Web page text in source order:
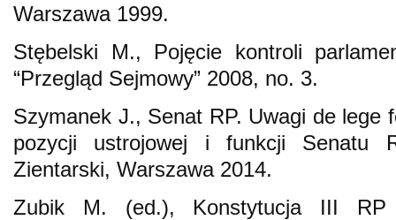
Warszawa 1999.
Stębelski M., Pojęcie kontroli
“Przegląd Sejmowy” 2008, no. 3.
Szymanek J., Senat RP. Uwagi de lege
pozycji ustrojowej i funkcji Senatu
Zientarski, Warszawa 2014.
Zubik M. (ed.), Konstytucja III RP